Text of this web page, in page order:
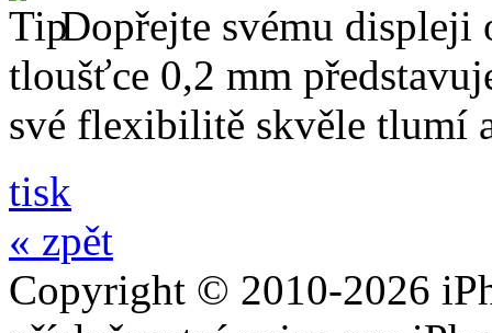
Dopřejte svému displeji
tloušťce 0,2 mm
své flexibilitě skvěle tlumí
tisk
« zpět
Copyright © 2010-2026